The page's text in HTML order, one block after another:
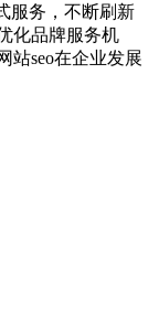
服务，不断刷新
化品牌服务机
站seo在企业发展